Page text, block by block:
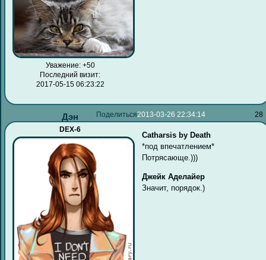
Уважение: +50
Последний визит:
2017-05-15 06:23:22
Поделиться 28
2013-03-26 22:34:14
Дэн
DEX-6
Catharsis by Death
*под впечатлением*
Потрясающе.)))
Джейк Аделайер
Значит, порядок.)